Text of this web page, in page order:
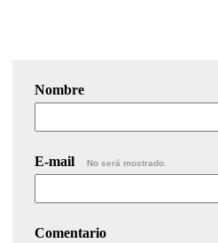
Nombre
E-mail No será mostrado.
Comentario